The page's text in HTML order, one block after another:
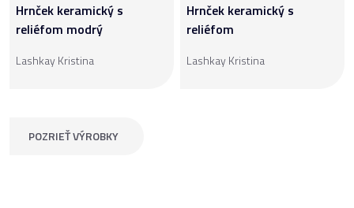
Hrnček keramický s
reliéfom modrý
Lashkay Kristina
Hrnček keramický s
reliéfom
Lashkay Kristina
POZRIEŤ VÝROBKY